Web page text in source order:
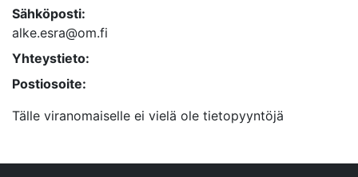
Sähköposti:
alke.esra@om.fi
Yhteystieto:
Postiosoite:
Tälle viranomaiselle ei vielä ole tietopyyntöjä